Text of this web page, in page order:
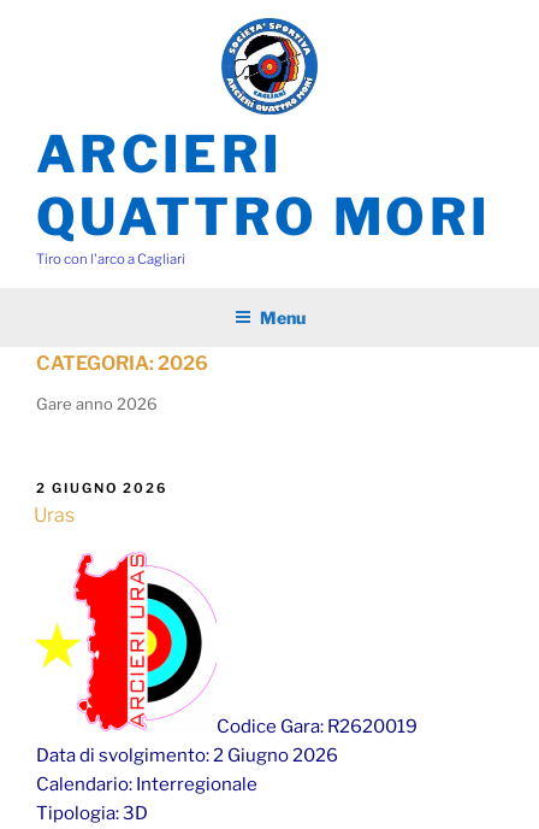
ARCIERI
QUATTRO MORI
Tiro con l'arco a Cagliari
Menu
CATEGORIA: 2026
Gare anno 2026
PUBBLICATO
IL
2 GIUGNO 2026
Uras
Codice Gara: R2620019
Data di svolgimento: 2 Giugno 2026
Calendario: Interregionale
Tipologia: 3D